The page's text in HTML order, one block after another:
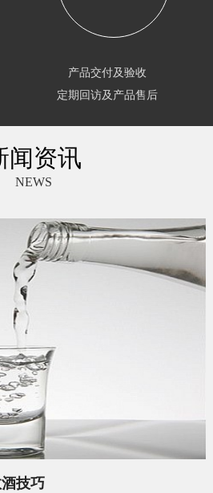
产品交付及验收
定期回访及产品售后
闻资讯
NEWS
技巧